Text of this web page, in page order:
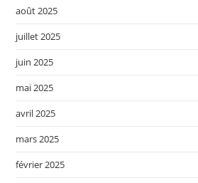
août 2025
juillet 2025
juin 2025
mai 2025
avril 2025
mars 2025
février 2025